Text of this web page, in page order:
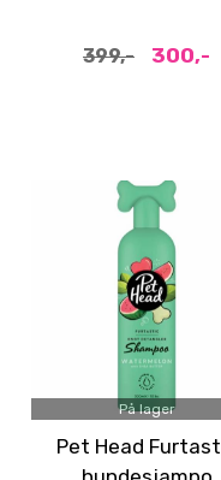
399,- 300,-
På lager
Pet Head